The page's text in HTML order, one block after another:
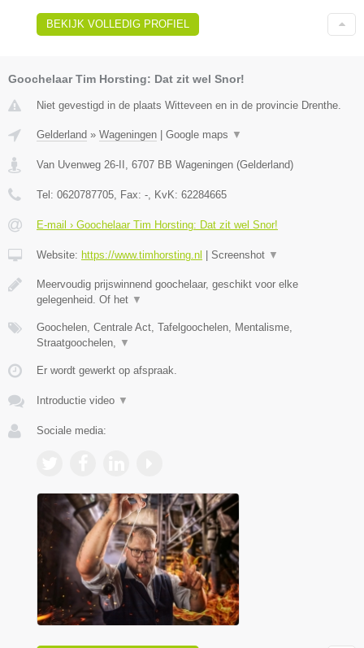
BEKIJK VOLLEDIG PROFIEL
Goochelaar Tim Horsting: Dat zit wel Snor!
Niet gevestigd in de plaats Witteveen en in de provincie Drenthe.
Gelderland » Wageningen Google maps ▼
Van Uvenweg 26-II , 6707 BB Wageningen (Gelderland)
Tel: 0620787705, Fax: -, KvK: 62284665
E-mail › Goochelaar Tim Horsting: Dat zit wel Snor!
Website: https://www.timhorsting.nl Screenshot ▼
Meervoudig prijswinnend goochelaar, geschikt voor elke
gelegenheid. Of het ▼
Goochelen, Centrale Act, Tafelgoochelen, Mentalisme,
Straatgoochelen, ▼
Er wordt gewerkt op afspraak.
Introductie video ▼
Sociale media: